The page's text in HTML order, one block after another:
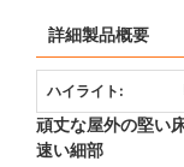
詳細製品概要
ハイライト:
頑丈な屋外の堅い
速い細部